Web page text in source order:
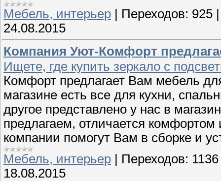
Мебель, интерьер | Переходов: 925
24.08.2015
Компания Уют-Комфорт
Ищете, где купить зеркало с
Комфорт предлагает Вам мебель
магазине есть все для кухни,
другое представлено у нас в
предлагаем, отличается
компании помогут Вам в сборке и
Мебель, интерьер
Переходов: 1136
18.08.2015